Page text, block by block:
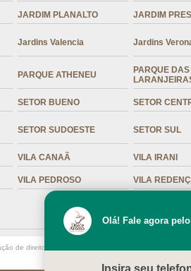
JARDIM PLANALTO JARDIM
Jardins Valencia Jardins
PARQUE ATHENEU
PARQUE DAS
SETOR BUENO SETOR
SETOR SUDOESTE SETOR SUL
VILA CANAÃ VILA IRANI
VILA PEDROSO VILA
de direito autoral – artigo 184 do Código Penal –
Olá! Fale agora
Insira seu